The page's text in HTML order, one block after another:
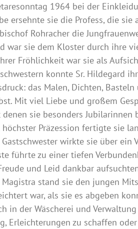
1964 bei der
ersehnte sie die Profess, die
Rohracher die
war sie dem Kloster durch ihre
Fröhlichkeit war sie als
konnte Sr. Hildegard
das Malen, Dichten,
Mit viel Liebe und großem
sie besonders Jubilarinnen
höchster Präzession fertigte sie
wirkte sie über ein
führte zu einer tiefen
und Leid dankbar
stand sie den jungen
war, als sie es abgeben
in der Wäscherei und
Erleichterungen zu schaffen